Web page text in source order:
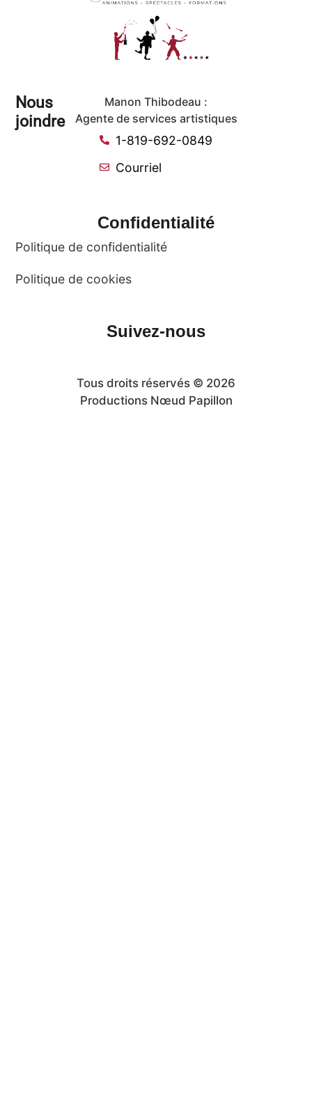
Nous
joindre
Manon Thibodeau :
Agente de services artistiques
1-819-692-0849
Courriel
Confidentialité
Politique de confidentialité
Politique de cookies
Suivez-nous
Tous droits réservés © 2026
Productions Nœud Papillon